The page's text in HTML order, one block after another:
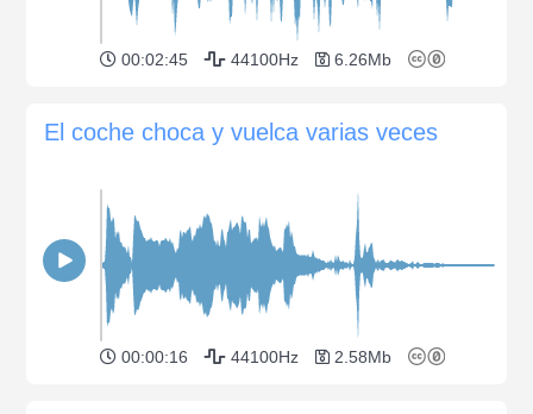
00:02:45 44100Hz 6.26Mb
El coche choca y vuelca varias veces
00:00:16 44100Hz 2.58Mb